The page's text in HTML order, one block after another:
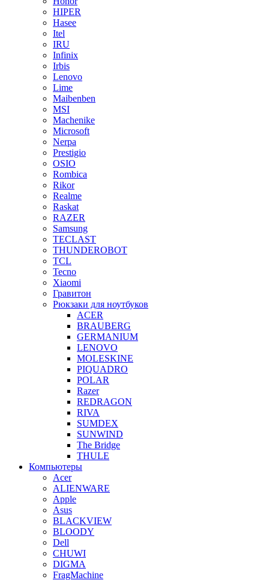
HIPER
Hasee
Itel
IRU
Infinix
Irbis
Lenovo
Lime
Maibenben
MSI
Machenike
Microsoft
Nerpa
Prestigio
OSIO
Rombica
Rikor
Realme
Raskat
RAZER
Samsung
TECLAST
THUNDEROBOT
TCL
Tecno
Xiaomi
Гравитон
Рюкзаки для ноутбуков
ACER
BRAUBERG
GERMANIUM
LENOVO
MOLESKINE
PIQUADRO
POLAR
Razer
REDRAGON
RIVA
SUMDEX
SUNWIND
The Bridge
THULE
Компьютеры
Acer
ALIENWARE
Apple
Asus
BLACKVIEW
BLOODY
Dell
CHUWI
DIGMA
FragMachine